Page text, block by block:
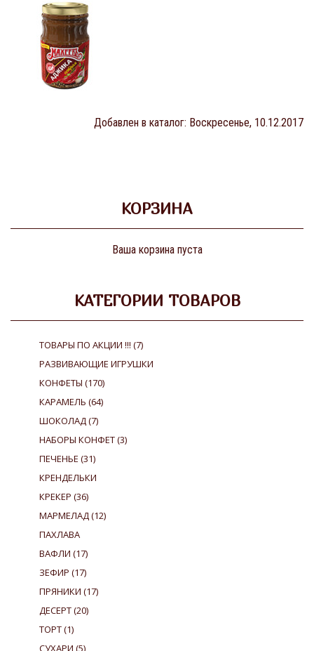
Добавлен в каталог: Воскресенье, 10.12.2017
КОРЗИНА
Ваша корзина пуста
КАТЕГОРИИ ТОВАРОВ
ТОВАРЫ ПО АКЦИИ !!! (7)
РАЗВИВАЮЩИЕ ИГРУШКИ
КОНФЕТЫ (170)
КАРАМЕЛЬ (64)
ШОКОЛАД(7)
НАБОРЫ КОНФЕТ(3)
ПЕЧЕНЬЕ (31)
КРЕНДЕЛЬКИ
КРЕКЕР (36)
МАРМЕЛАД(12)
ПАХЛАВА
ВАФЛИ (17)
ЗЕФИР (17)
ПРЯНИКИ (17)
ДЕСЕРТ(20)
ТОРТ(1)
СУХАРИ (5)